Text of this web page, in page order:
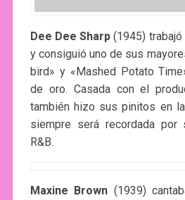
Dee Dee Sharp (1945) trabajó
y consiguió uno de sus
bird» y «Mashed Potato
de oro. Casada con el
también hizo sus pinitos en
siempre será recordada por
R&B.
Maxine Brown (1939)